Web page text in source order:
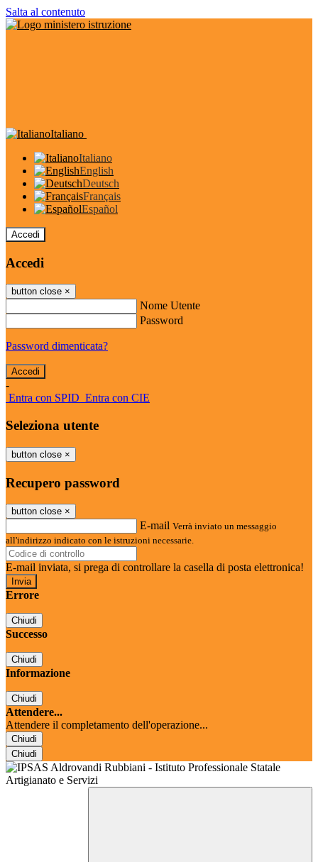
Salta al contenuto
Italiano
Italiano
English
Deutsch
Français
Español
Accedi
Accedi
button close ×
Nome Utente
Password
Password dimenticata?
-
Entra con SPID Entra con CIE
Seleziona utente
button close ×
Recupero password
button close ×
E-mail Verrà inviato un messaggio
all'indirizzo indicato con le istruzioni necessarie.
E-mail inviata, si prega di controllare la casella di posta elettronica!
Errore
Chiudi
Successo
Chiudi
Informazione
Chiudi
Attendere...
Attendere il completamento dell'operazione...
Chiudi
Chiudi